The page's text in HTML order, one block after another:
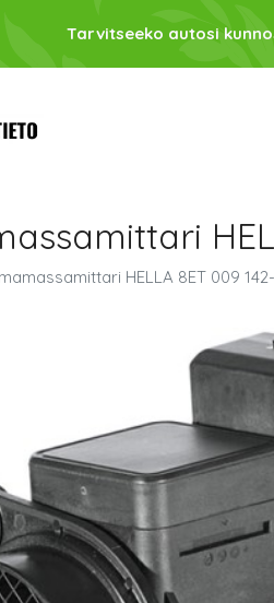
Tarvitseeko autosi
HELLA 8ET 009